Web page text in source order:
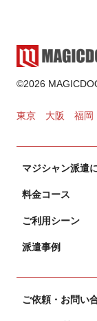
©2026
東京 大阪 福岡
マジシャン派遣
料金コース
ご利用シーン
派遣事例
ご依頼・お問い